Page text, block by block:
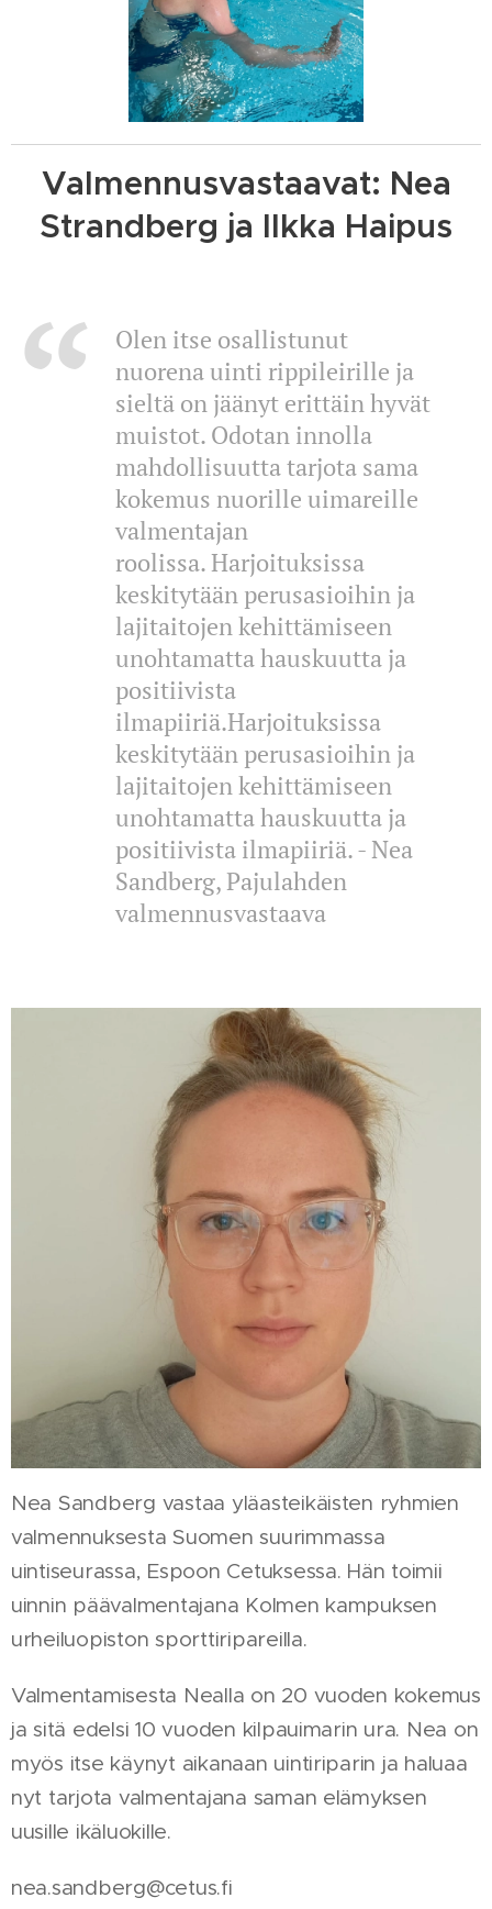
Valmennusvastaavat: Nea
Strandberg ja Ilkka Haipus
Olen itse osallistunut
nuorena uinti rippileirille ja
sieltä on jäänyt erittäin hyvät
muistot. Odotan innolla
mahdollisuutta tarjota sama
kokemus nuorille uimareille
valmentajan
roolissa. Harjoituksissa
keskitytään perusasioihin ja
lajitaitojen kehittämiseen
unohtamatta hauskuutta ja
positiivista
ilmapiiriä.Harjoituksissa
keskitytään perusasioihin ja
lajitaitojen kehittämiseen
unohtamatta hauskuutta ja
positiivista ilmapiiriä. - Nea
Sandberg, Pajulahden
valmennusvastaava
Nea Sandberg vastaa yläasteikäisten ryhmien
valmennuksesta Suomen suurimmassa
uintiseurassa, Espoon Cetuksessa. Hän toimii
uinnin päävalmentajana Kolmen kampuksen
urheiluopiston sporttiripareilla.
Valmentamisesta Nealla on 20 vuoden kokemus
ja sitä edelsi 10 vuoden kilpauimarin ura. Nea on
myös itse käynyt aikanaan uintiriparin ja haluaa
nyt tarjota valmentajana saman elämyksen
uusille ikäluokille.
nea.sandberg@cetus.fi